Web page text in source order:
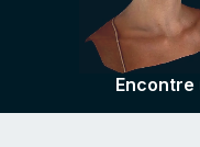
Plataforma 3D de
Planos